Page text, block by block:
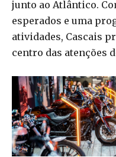
junto ao Atlântico.
esperados e uma
atividades, Cascais
centro das atenções